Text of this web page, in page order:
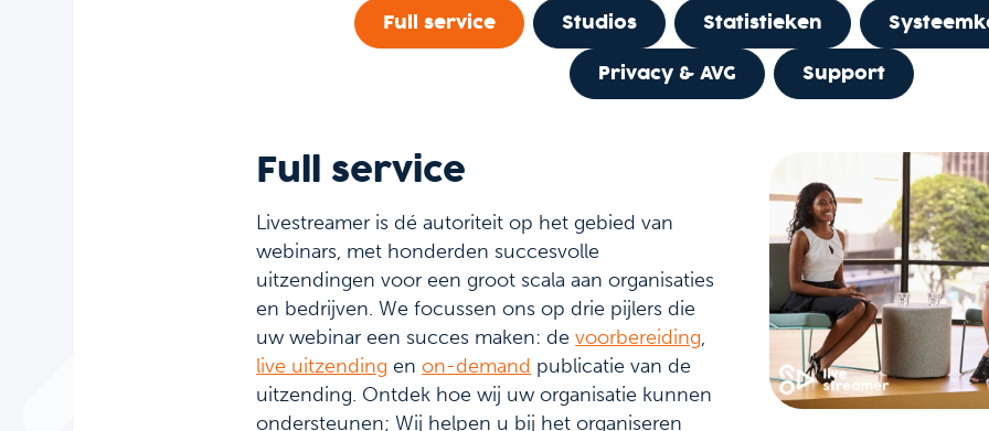
Full service Studios Statistieken
Privacy & AVG Support
Full service
Livestreamer is dé autoriteit op het gebied van
webinars, met honderden succesvolle
uitzendingen voor een groot scala aan organisaties
en bedrijven. We focussen ons op drie pijlers die
uw webinar een succes maken: devoorbereiding,
live uitzending enon-demand publicatie van de
uitzending. Ontdek hoe wij uw organisatie kunnen
ondersteunen; Wij helpen u bij het organiseren